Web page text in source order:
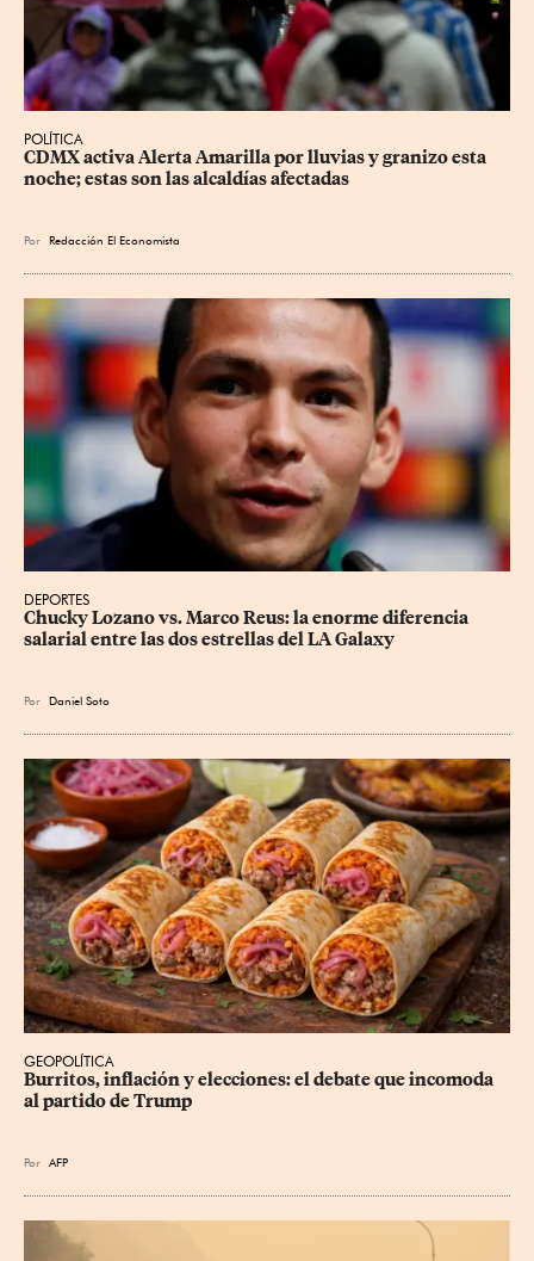
POLÍTICA
CDMX activa Alerta Amarilla por lluvias y granizo esta
noche; estas son las alcaldías afectadas
Por Redacción El Economista
DEPORTES
Chucky Lozano vs. Marco Reus: la enorme diferencia
salarial entre las dos estrellas del LA Galaxy
Por Daniel Soto
GEOPOLÍTICA
Burritos, inflación y elecciones: el debate que incomoda
al partido de Trump
Por AFP